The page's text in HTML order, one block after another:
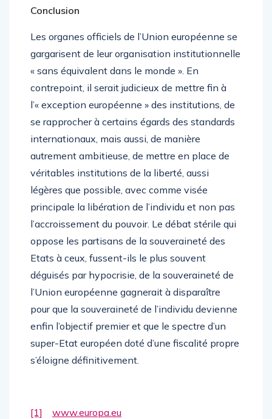
Conclusion
Les organes officiels de l’Union européenne se
gargarisent de leur organisation institutionnelle
« sans équivalent dans le monde ». En
contrepoint, il serait judicieux de mettre fin à
l’« exception européenne » des institutions, de
se rapprocher à certains égards des standards
internationaux, mais aussi, de manière
autrement ambitieuse, de mettre en place de
véritables institutions de la liberté, aussi
légères que possible, avec comme visée
principale la libération de l’individu et non pas
l’accroissement du pouvoir. Le débat stérile qui
oppose les partisans de la souveraineté des
Etats à ceux, fussent-ils le plus souvent
déguisés par hypocrisie, de la souveraineté de
l’Union européenne gagnerait à disparaître
pour que la souveraineté de l’individu devienne
enfin l’objectif premier et que le spectre d’un
super-Etat européen doté d’une fiscalité propre
s’éloigne définitivement.
[1] www.europa.eu